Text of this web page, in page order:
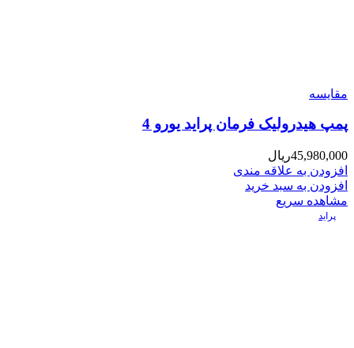
مقایسه
پمپ هیدرولیک فرمان پراید یورو 4
45,980,000ریال
افزودن به علاقه مندی
افزودن به سبد خرید
مشاهده سریع
پراید